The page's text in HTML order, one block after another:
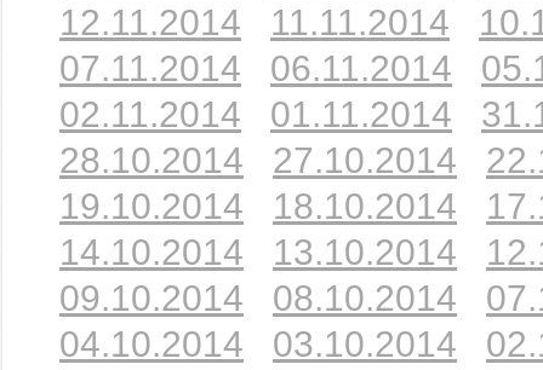
12.11.2014
11.11.2014
07.11.2014
06.11.2014
02.11.2014
01.11.2014
28.10.2014
27.10.2014
19.10.2014
18.10.2014
14.10.2014
13.10.2014
09.10.2014
08.10.2014
04.10.2014
03.10.2014